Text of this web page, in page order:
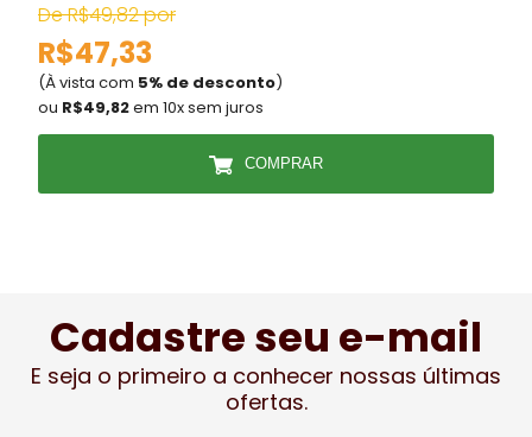
De R$49,82 por
R$47,33
(À vista com 5% de desconto)
ou R$49,82em 10x sem juros
COMPRAR
Cadastre seu e-mail
E seja o primeiro a conhecer nossas últimas
ofertas.